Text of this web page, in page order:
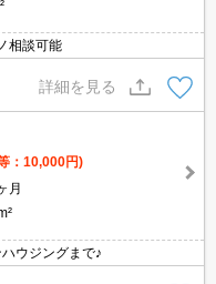
相談可能
詳細を見る
：10,000円)
月
ウジングまで♪